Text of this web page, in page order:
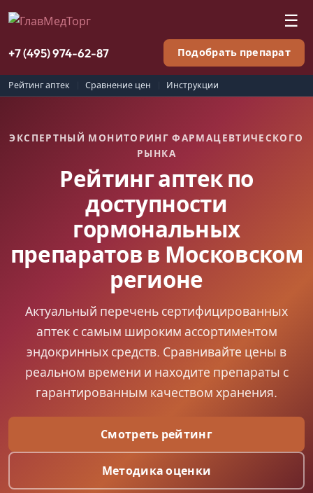
☰
+7 (495) 974-62-87 Подобрать препарат
Рейтинг аптек Сравнение цен Инструкции
ЭКСПЕРТНЫЙ МОНИТОРИНГ ФАРМАЦЕВТИЧЕСКОГО
РЫНКА
Рейтинг аптек по
доступности
гормональных
препаратов в Московском
регионе
Актуальный перечень сертифицированных
аптек с самым широким ассортиментом
эндокринных средств. Сравнивайте цены в
реальном времени и находите препараты с
гарантированным качеством хранения.
Смотреть рейтинг
Методика оценки